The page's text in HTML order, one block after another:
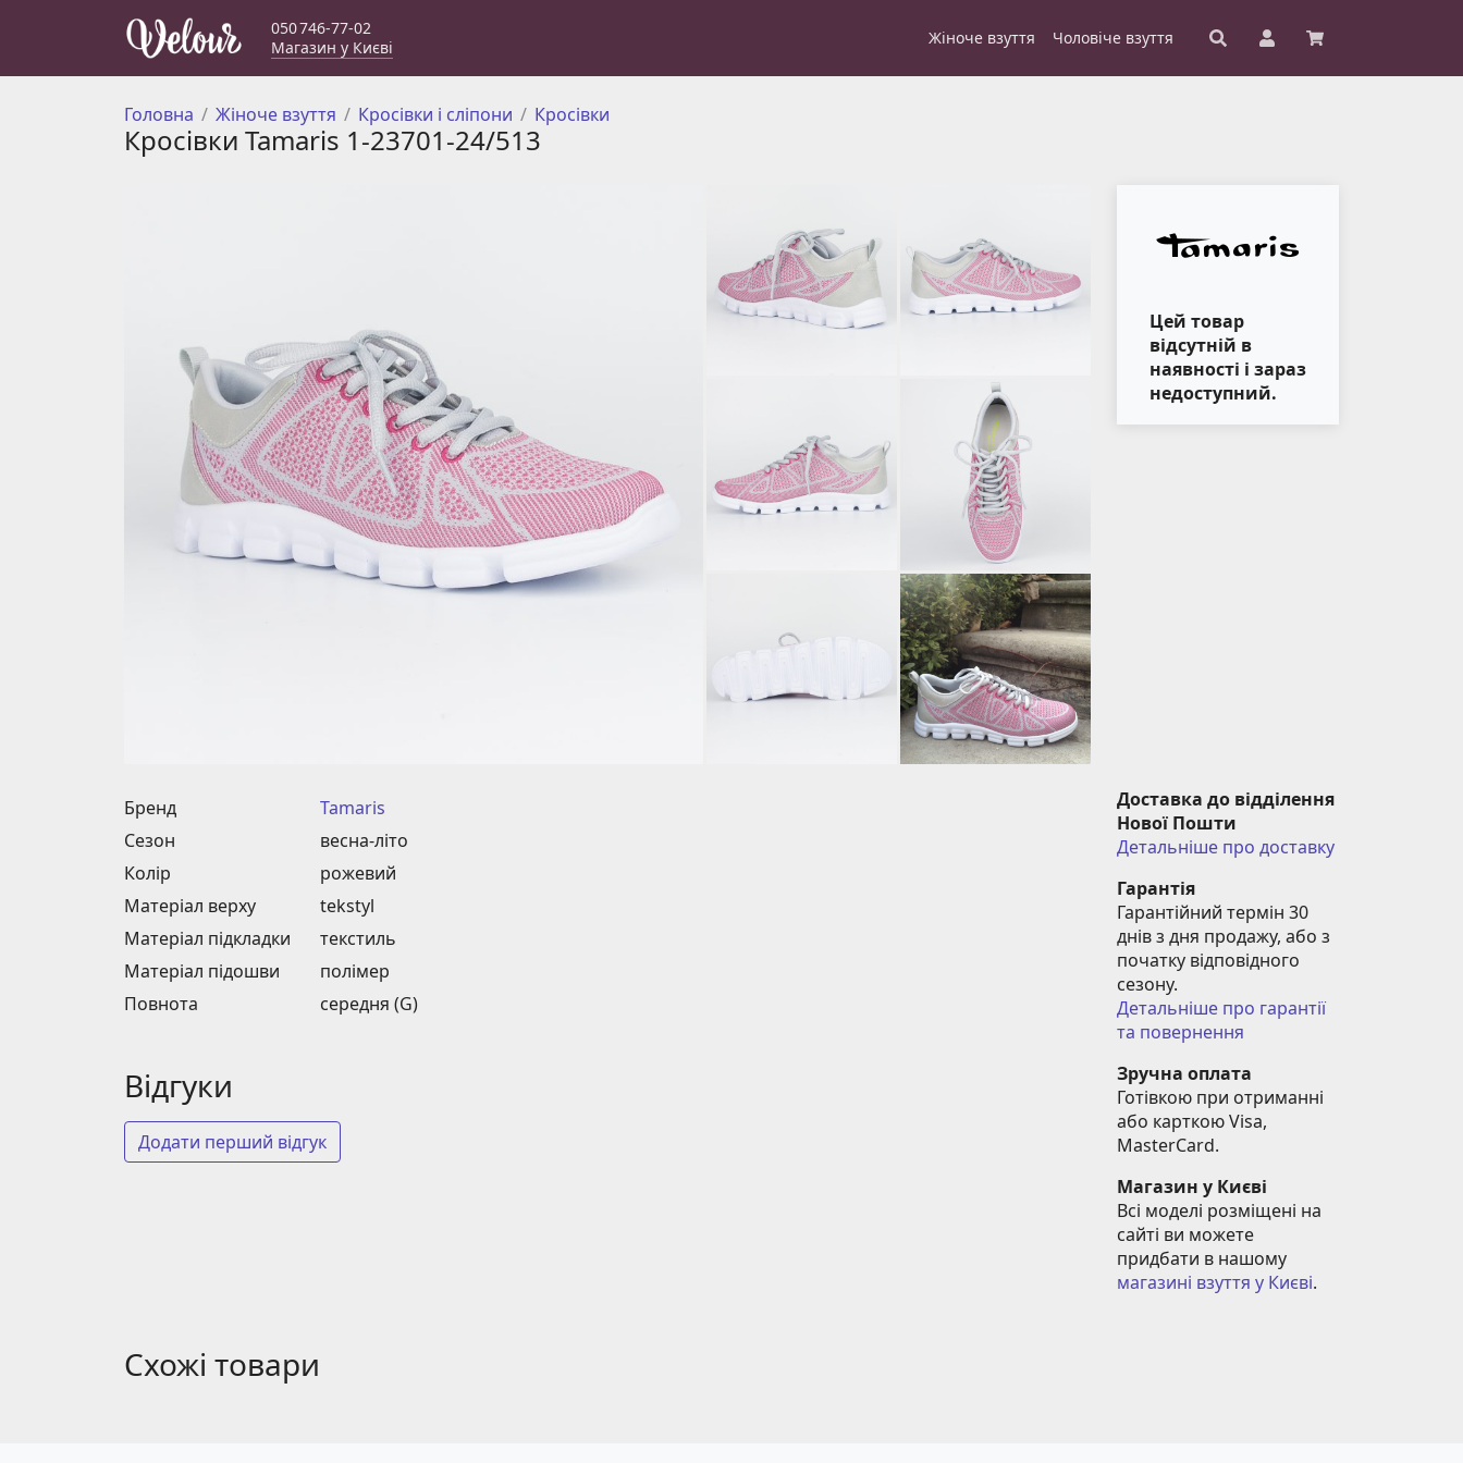
050 746-77-02
Магазин у Києві
Жіноче взуття Чоловіче взуття
Головна Жіноче взуття Кросівки і сліпони Кросівки
Кросівки Tamaris 1-23701-24/513
Цей товар
відсутній в
наявності і зараз
недоступний.
Бренд
Tamaris
Сезон
весна-літо
Колір
рожевий
Матеріал верху
tekstyl
Матеріал підкладки
текстиль
Матеріал підошви
полімер
Повнота
середня (G)
Відгуки
Додати перший відгук
Доставка до відділення
Нової Пошти
Детальніше про доставку
Гарантія
Гарантійний термін 30
днів з дня продажу, або з
початку відповідного
сезону.
Детальніше про гарантії
та повернення
Зручна оплата
Готівкою при отриманні
або карткою Visa,
MasterCard.
Магазин у Києві
Всі моделі розміщені на
сайті ви можете
магазині взуття у Києві.
Схожі товари